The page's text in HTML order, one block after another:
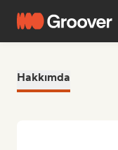
Hakkımda